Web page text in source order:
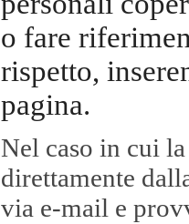
o fare
rispetto,
pagina.
Nel caso in cui
direttamente
via e-mail e